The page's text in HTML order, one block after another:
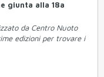
giunta alla 18a
da Centro Nuoto
edizioni per trovare i